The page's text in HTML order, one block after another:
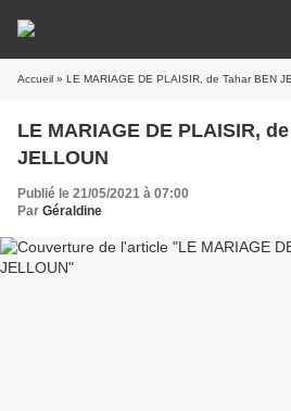
Accueil » LE MARIAGE DE PLAISIR, de Tahar BEN
LE MARIAGE DE PLAISIR,
JELLOUN
Publié le 21/05/2021 à 07:00
Par Géraldine